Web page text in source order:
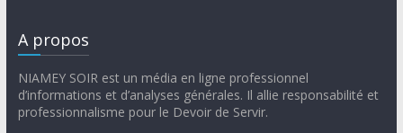
A propos
NIAMEY SOIR est un média en ligne professionnel
d’informations et d’analyses générales. Il allie responsabilité et
professionnalisme pour le Devoir de Servir.